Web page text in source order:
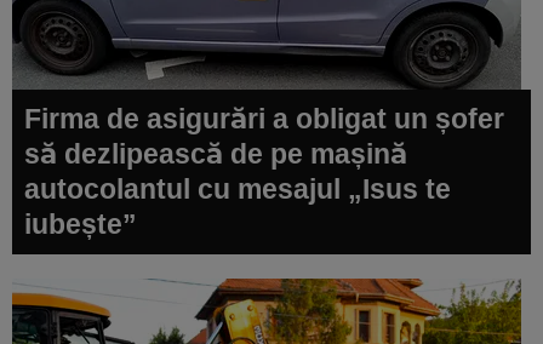
Firma de asigurări a obligat un șofer
să dezlipească de pe mașină
autocolantul cu mesajul „Isus te
iubește”